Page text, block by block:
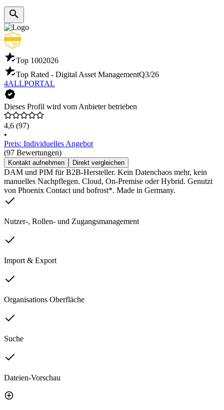
Top 1002026
Top Rated - Digital Asset ManagementQ3/26
4ALLPORTAL
Dieses Profil wird vom Anbieter betrieben
4,6 (97)
•
Preis: Individuelles Angebot
(97 Bewertungen)
Kontakt aufnehmen Direkt vergleichen
DAM und PIM für B2B-Hersteller. Kein Datenchaos mehr, kein
manuelles Nachpflegen. Cloud, On-Premise oder Hybrid. Genutzt
von Phoenix Contact und bofrost*. Made in Germany.
Nutzer-, Rollen- und Zugangsmanagement
Import & Export
Organisations Oberfläche
Suche
Dateien-Vorschau